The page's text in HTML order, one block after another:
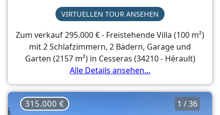
VIRTUELLEN TOUR ANSEHEN
Zum verkauf 295.000 € - Freistehende Villa (100 m²)
mit 2 Schlafzimmern, 2 Bädern, Garage und
Garten (2157 m²) in Cesseras (34210 - Hérault)
Alle Details ansehen...
1 / 36
315.000 €